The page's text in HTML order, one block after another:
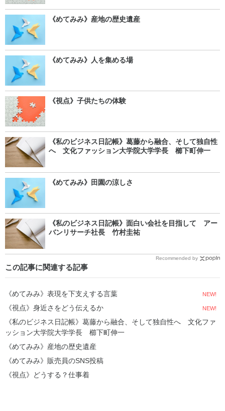
《めてみみ》産地の歴史遺産
《めてみみ》人を集める場
《視点》子供たちの体験
《私のビジネス日記帳》葛藤から融合、そして独自性
へ 文化ファッション大学院大学学長 櫛下町伸一
《めてみみ》田園の涼しさ
《私のビジネス日記帳》面白い会社を目指して アー
バンリサーチ社長 竹村圭祐
Recommended by
この記事に関連する記事
《めてみみ》表現を下支えする言葉 NEW!
《視点》身近さをどう伝えるか NEW!
《私のビジネス日記帳》葛藤から融合、そして独自性へ 文化ファ
ッション大学院大学学長 櫛下町伸一
《めてみみ》産地の歴史遺産
《めてみみ》販売員のSNS投稿
《視点》どうする？仕事着